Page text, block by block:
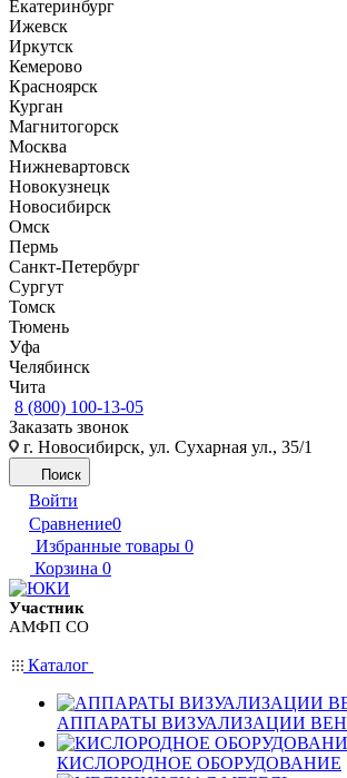
Екатеринбург
Ижевск
Иркутск
Кемерово
Красноярск
Курган
Магнитогорск
Москва
Нижневартовск
Новокузнецк
Новосибирск
Омск
Пермь
Санкт-Петербург
Сургут
Томск
Тюмень
Уфа
Челябинск
Чита
8 (800) 100-13-05
Заказать звонок
г. Новосибирск, ул. Сухарная ул., 35/1
Поиск
Войти
Сравнение0
Избранные товары 0
Корзина 0
Участник
АМФП СО
Каталог
АППАРАТЫ ВИЗУАЛИЗАЦИИ ВЕН
КИСЛОРОДНОЕ ОБОРУДОВАНИЕ